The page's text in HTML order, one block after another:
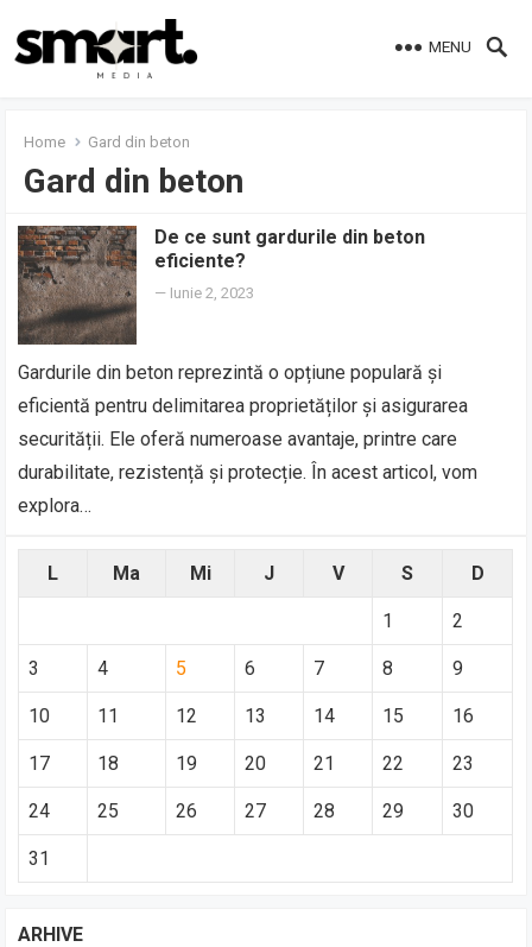
MENU
Home Gard din beton
Gard din beton
De ce sunt gardurile din beton
eficiente?
— Iunie 2, 2023
Gardurile din beton reprezintă o opțiune populară și
eficientă pentru delimitarea proprietăților și asigurarea
securității. Ele oferă numeroase avantaje, printre care
durabilitate, rezistență și protecție. În acest articol, vom
explora…
L Ma Mi J V S D
1 2
3 4 5 6 7 8 9
10 11 12 13 14 15 16
17 18 19 20 21 22 23
24 25 26 27 28 29 30
31
ARHIVE